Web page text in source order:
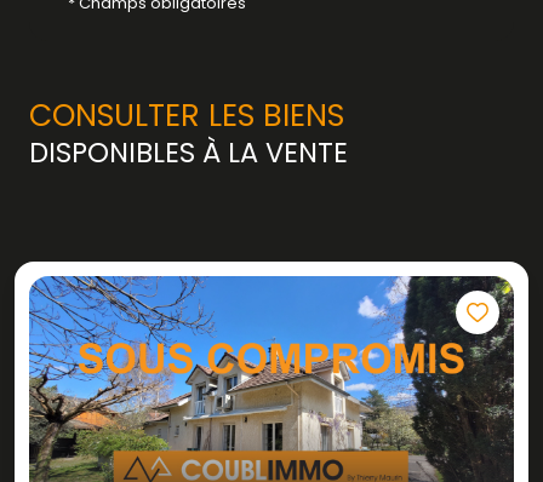
CONSULTER LES BIENS
DISPONIBLES À LA VENTE